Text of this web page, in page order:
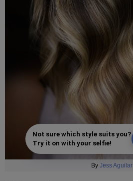
Not sure which style suits you?
Try it on with your selfie!
By Jess Aguilar